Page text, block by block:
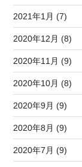
2021年1月 (7)
2020年12月 (8)
2020年11月 (9)
2020年10月 (8)
2020年9月 (9)
2020年8月 (9)
2020年7月 (9)